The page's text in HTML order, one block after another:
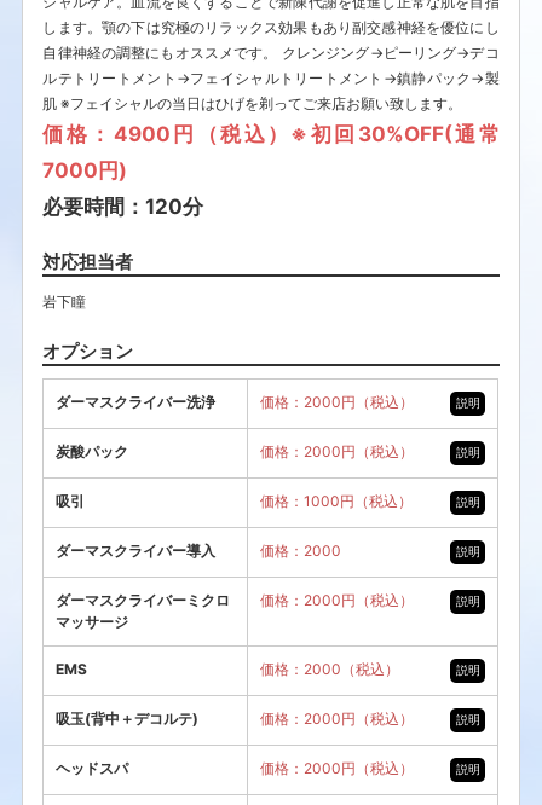
します。顎の下は究極のリラックス効果もあり副交感神経を優位にし
自律神経の調整にもオススメです。 クレンジング→ピーリング→デコ
ルテトリートメント→フェイシャルトリートメント→鎮静パック→製
肌 ※フェイシャルの当日はひげを剃ってご来店お願い致します。
価格：4900円（税込）※初回30%OFF(通常
7000円)
必要時間：120分
対応担当者
岩下瞳
オプション
ダーマスクライバー洗浄 説明
価格：2000円（税込）
炭酸パック 説明
価格：2000円（税込）
吸引 説明
価格：1000円（税込）
ダーマスクライバー導入 説明
価格：2000
ダーマスクライバーミクロ
マッサージ
説明
価格：2000円（税込）
EMS 説明
価格：2000（税込）
吸玉(背中＋デコルテ) 説明
価格：2000円（税込）
ヘッドスパ 説明
価格：2000円（税込）